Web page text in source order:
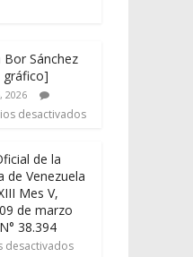
Sánchez
gráfico]
2026
desactivados
de la
de Venezuela
Mes V,
de marzo
38.394
desactivados